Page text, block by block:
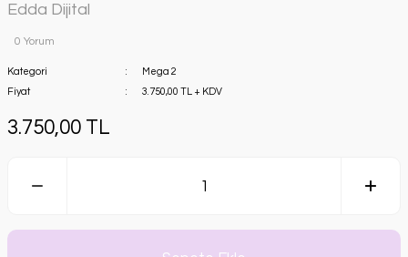
Edda Dijital
0 Yorum
Kategori
Mega 2
Fiyat
3.750,00 TL + KDV
3.750,00 TL